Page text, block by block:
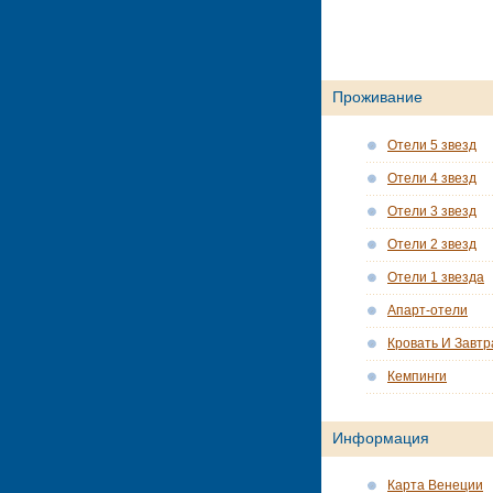
Проживание
Отели 5 звезд
Отели 4 звезд
Отели 3 звезд
Отели 2 звезд
Отели 1 звезда
Апарт-отели
Кровать И
Кемпинги
Информация
Карта Венеции